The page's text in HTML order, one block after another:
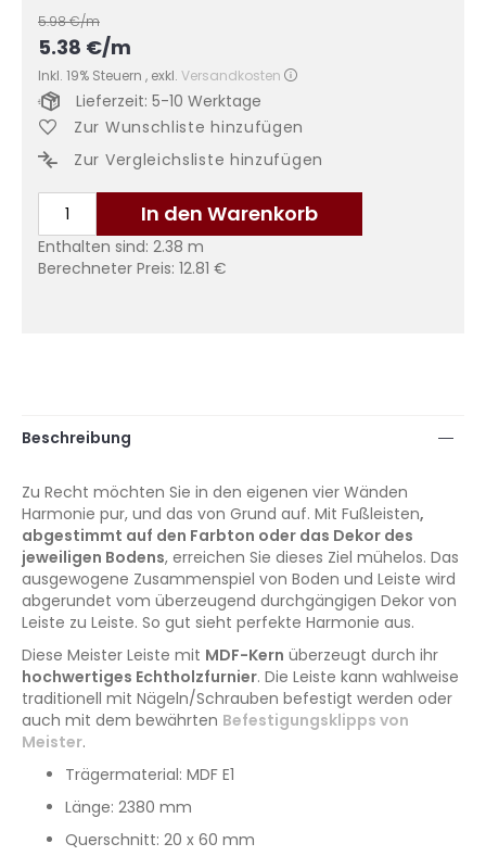
5.98€/m
5.38 €/m
Inkl. 19% Steuern , exkl. Versandkosten
In den Warenkorb
Enthalten sind: 2.38 m
Berechneter Preis: 12.81 €
Lieferzeit: 5-10 Werktage
Zur Wunschliste hinzufügen
Zur Vergleichsliste hinzufügen
Beschreibung
Zu Recht möchten Sie in den eigenen vier Wänden
Harmonie pur, und das von Grund auf. Mit Fußleisten,
abgestimmt auf den Farbton oder das Dekor des
jeweiligen Bodens, erreichen Sie dieses Ziel mühelos. Das
ausgewogene Zusammenspiel von Boden und Leiste wird
abgerundet vom überzeugend durchgängigen Dekor von
Leiste zu Leiste. So gut sieht perfekte Harmonie aus.
Diese Meister Leiste mit MDF-Kern überzeugt durch ihr
hochwertiges Echtholzfurnier. Die Leiste kann wahlweise
traditionell mit Nägeln/Schrauben befestigt werden oder
auch mit dem bewährten Befestigungsklipps von
Meister.
Trägermaterial: MDF E1
Länge: 2380 mm
Querschnitt: 20 x 60 mm